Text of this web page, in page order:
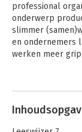
professional
onderwerp
slimmer
en ondernemers
werken meer
Voor
veranderingen
Regelmatig